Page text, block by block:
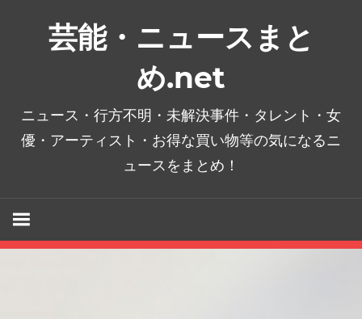
芸能・ニュースまと
め.net
ニュース・行方不明・未解決事件・タレント・女
優・アーティスト・お得な買い物等の気になるニ
ュースをまとめ！